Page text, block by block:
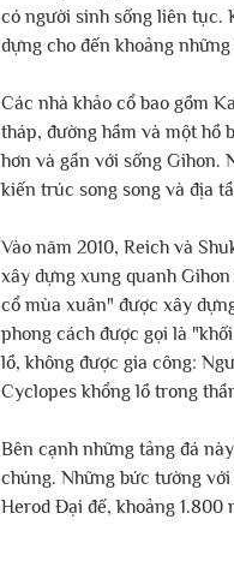
có người sinh sống liên tục.
dựng cho đến khoảng
Các nhà khảo cổ bao gồm
tháp, đường hầm và một hồ
hơn và gần với sống Gihon.
kiến ​​trúc song song và địa
Vào năm 2010, Reich và
xây dựng xung quanh
cổ mùa xuân" được xây
phong cách được gọi là
lồ, không được gia công:
Cyclopes khổng lồ trong
Bên cạnh những tảng đá
chúng. Những bức tường
Herod Đại đế, khoảng 1.800